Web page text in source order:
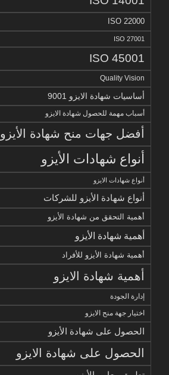
ISO 22000
ISO 27001
ISO 45001
Quality Vision
أساسيات شهادة الايزو 9001
أسباب مهمة للحصول شهادة الايزو
أفضل جهات منح شهادة الأيزو
أنواع شهادات الأيزو
أنواع شهادات الايزو
أنواع شهادة الأيزو للشركات
أهمية التحقق من شهادة الأيزو
أهمية شهادة الأيزو
أهمية شهادة الأيزو للأفراد
أهمية شهادة الايزو
إدارة الجودة
اختيار جهة منح الايزو
الحصول على شهادة الأيزو
الحصول على شهادة الايزو